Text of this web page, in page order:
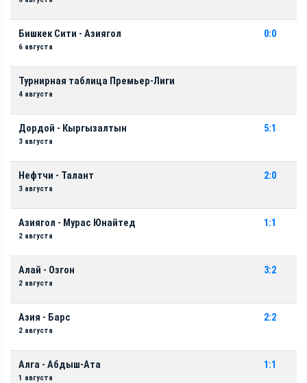
Бишкек Сити - Азиягол
6 августа
0:0
Турнирная таблица Премьер-Лиги
4 августа
Дордой - Кыргызалтын
3 августа
5:1
Нефтчи - Талант
3 августа
2:0
Азиягол - Мурас Юнайтед
2 августа
1:1
Алай - Озгон
2 августа
3:2
Азия - Барс
2 августа
2:2
Алга - Абдыш-Ата
1 августа
1:1